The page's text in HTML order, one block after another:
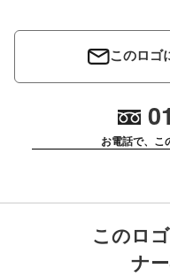
このロゴ
お電話で、こ
このロ
ナ